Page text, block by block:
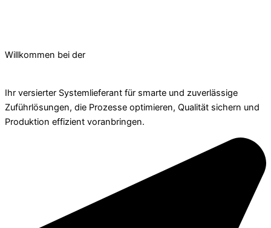
Willkommen bei der
Ihr versierter Systemlieferant für smarte und zuverlässige
Zuführlösungen, die Prozesse optimieren, Qualität sichern und
Produktion effizient voranbringen.